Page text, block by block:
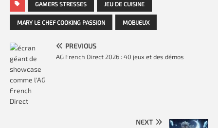
GAMERS STRESSES JEU DE CUISINE
MARY LE CHEF COOKING PASSION MOBIJEUX
PREVIOUS
AG French Direct 2026 : 40 jeux et des démos
NEXT